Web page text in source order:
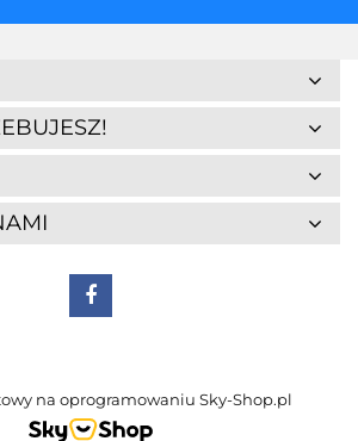
na oprogramowaniu Sky-Shop.pl